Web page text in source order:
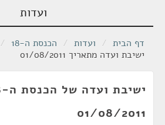
ועדות
דף הבית / ועדות / הכנסת ה-18 /
ישיבת ועדה מתאריך 01/08/2011
01/08/2011